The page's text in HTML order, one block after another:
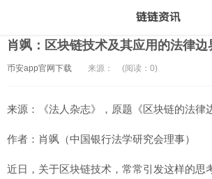
肖飒：区块链技术及其应用的法律边
币安app官网下载 来源： (阅读：0)
来源：《法人杂志》，原题《区块链的法律
作者：肖飒（中国银行法学研究会理事）
近日，关于区块链技术，常常引发这样的思